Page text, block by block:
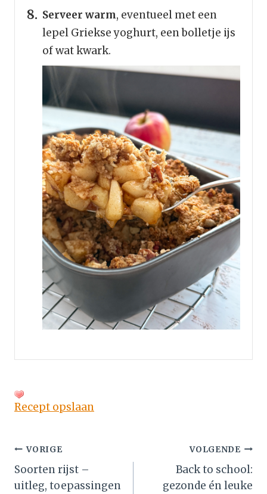
Serveer warm, eventueel met een
lepel Griekse yoghurt, een bolletje ijs
of wat kwark.
Recept opslaan
Bericht
navigatie
VORIGE
Soorten rijst –
uitleg, toepassingen
VOLGENDE
Back to school:
gezonde én leuke